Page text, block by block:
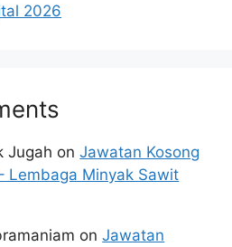
2026
Jugah onJawatan Kosong
Lembaga Minyak Sawit
onJawatan